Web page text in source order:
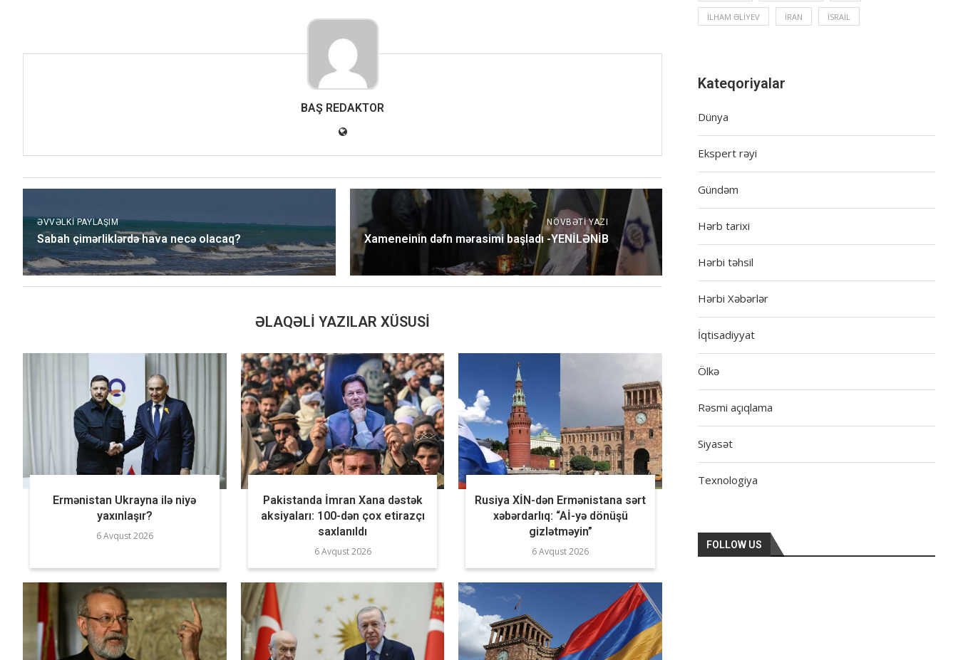
BAŞ REDAKTOR
ƏVVƏLKI PAYLAŞIM
Sabah çimərliklərdə hava necə olacaq?
NÖVBƏTI YAZI
Xameneinin dəfn mərasimi başladı -YENİLƏNİB
ƏLAQƏLI YAZILAR XÜSUSI
Ermənistan Ukrayna ilə niyə
yaxınlaşır?
6 Avqust 2026
Pakistanda İmran Xana dəstək
aksiyaları: 100-dən çox etirazçı
saxlanıldı
6 Avqust 2026
Rusiya XİN-dən Ermənistana sərt
xəbərdarlıq: “Aİ-yə dönüşü
gizlətməyin”
6 Avqust 2026
İLHAM ƏLIYEV İRAN İSRAIL
Kateqoriyalar
Dünya
Ekspert rəyi
Gündəm
Hərb tarixi
Hərbi təhsil
Hərbi Xəbərlər
İqtisadiyyat
Ölkə
Rəsmi açıqlama
Siyasət
Texnologiya
FOLLOW US